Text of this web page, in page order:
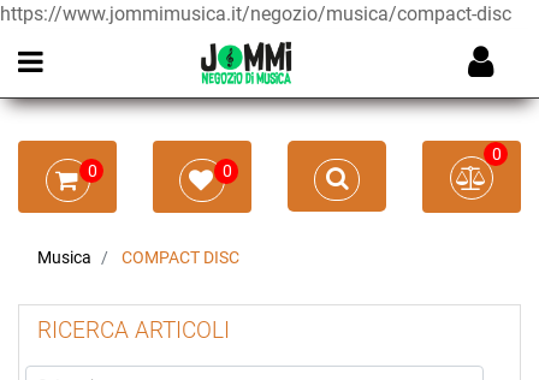
https://www.jommimusica.it/negozio/musica/compact-disc
Open menu
0 0
0
Musica COMPACT DISC
RICERCA ARTICOLI
La modifica di un filtro aggiorna automaticamente gli altri